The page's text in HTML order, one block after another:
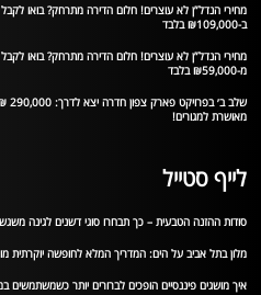
מחירי הנדל”ן לא עוצרים! חלום הדירה מתרחק? בואו
ב-₪109,000 בלבד
מחירי הנדל”ן לא עוצרים! חלום הדירה מתרחק? בואו
מ-₪59,000 בלבד
מאושרת למגורים!
לייף סטייל
סודות ההזנה הטבעית – כך תבחרו סוגי דשנים לגינה
מלון בתל אביב על הים: המדריך המלא לחופשה יוקרתית
איך מושגים פיננסיים הופכים לברורים יותר כשמשתמשים